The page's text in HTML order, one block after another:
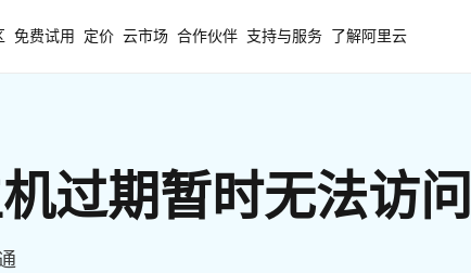
免费试用 定价 云市场 合作伙伴 支持与服务 了解阿里云
过期暂时无法访问